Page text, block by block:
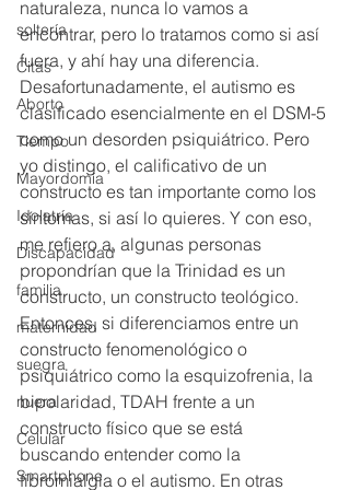
soltería
Citas
Aborto
Tiempo
Mayordomía
Idolatría
Discapacidad
familia
maternidad
suegra
nuera
Celular
Smartphone
naturaleza, nunca lo vamos a
encontrar, pero lo tratamos como si así
fuera, y ahí hay una diferencia.
Desafortunadamente, el autismo es
clasificado esencialmente en el DSM-5
como un desorden psiquiátrico. Pero
yo distingo, el calificativo de un
constructo es tan importante como los
síntomas, si así lo quieres. Y con eso,
me refiero a, algunas personas
propondrían que la Trinidad es un
constructo, un constructo teológico.
Entonces, si diferenciamos entre un
constructo fenomenológico o
psiquiátrico como la esquizofrenia, la
bipolaridad, TDAH frente a un
constructo físico que se está
buscando entender como la
fibromialgia o el autismo. En otras